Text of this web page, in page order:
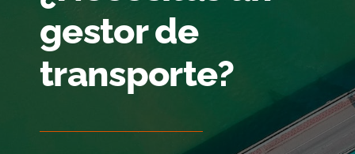
gestor de
transporte?